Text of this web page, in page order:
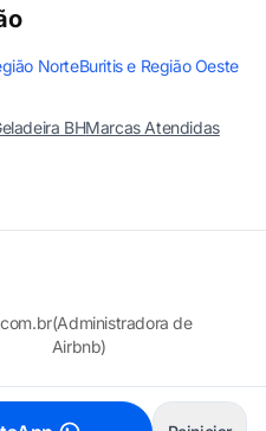
NorteBuritis e Região Oeste
BHMarcas Atendidas
(Administradora de
Airbnb)